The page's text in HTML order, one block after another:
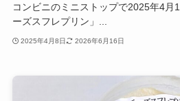
コンビニのミニストップで2025年4月
ーズスフレプリン」...
2025年4月8日 2026年6月16日